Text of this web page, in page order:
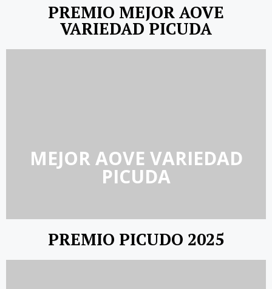
PREMIO MEJOR AOVE
VARIEDAD PICUDA
MEJOR AOVE VARIEDAD
PICUDA
PREMIO PICUDO 2025